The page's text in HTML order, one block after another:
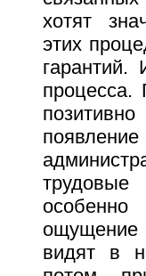
хотят
этих
гарантий.
процесса.
видят в